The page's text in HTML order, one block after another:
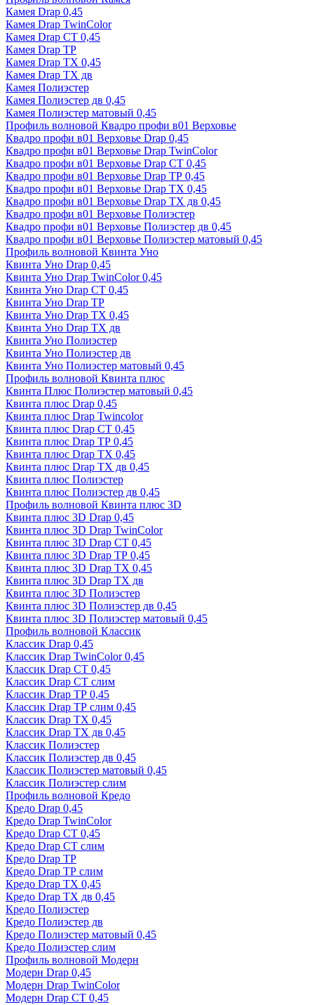
Камея Drap 0,45
Камея Drap TwinColor
Камея Drap СТ 0,45
Камея Drap ТР
Камея Drap ТХ 0,45
Камея Drap ТХ дв
Камея Полиэстер
Камея Полиэстер дв 0,45
Камея Полиэстер матовый 0,45
Профиль волновой Квадро профи в01 Верховье
Квадро профи в01 Верховье Drap 0,45
Квадро профи в01 Верховье Drap TwinColor
Квадро профи в01 Верховье Drap СТ 0,45
Квадро профи в01 Верховье Drap ТР 0,45
Квадро профи в01 Верховье Drap ТХ 0,45
Квадро профи в01 Верховье Drap ТХ дв 0,45
Квадро профи в01 Верховье Полиэстер
Квадро профи в01 Верховье Полиэстер дв 0,45
Квадро профи в01 Верховье Полиэстер матовый 0,45
Профиль волновой Квинта Уно
Квинта Уно Drap 0,45
Квинта Уно Drap TwinColor 0,45
Квинта Уно Drap СТ 0,45
Квинта Уно Drap ТР
Квинта Уно Drap ТХ 0,45
Квинта Уно Drap ТХ дв
Квинта Уно Полиэстер
Квинта Уно Полиэстер дв
Квинта Уно Полиэстер матовый 0,45
Профиль волновой Квинта плюс
Квинта Плюс Полиэстер матовый 0,45
Квинта плюс Drap 0,45
Квинта плюс Drap Twincolor
Квинта плюс Drap СТ 0,45
Квинта плюс Drap ТР 0,45
Квинта плюс Drap ТХ 0,45
Квинта плюс Drap ТХ дв 0,45
Квинта плюс Полиэстер
Квинта плюс Полиэстер дв 0,45
Профиль волновой Квинта плюс 3D
Квинта плюс 3D Drap 0,45
Квинта плюс 3D Drap TwinColor
Квинта плюс 3D Drap СТ 0,45
Квинта плюс 3D Drap ТР 0,45
Квинта плюс 3D Drap ТХ 0,45
Квинта плюс 3D Drap ТХ дв
Квинта плюс 3D Полиэстер
Квинта плюс 3D Полиэстер дв 0,45
Квинта плюс 3D Полиэстер матовый 0,45
Профиль волновой Классик
Классик Drap 0,45
Классик Drap TwinColor 0,45
Классик Drap СТ 0,45
Классик Drap СТ слим
Классик Drap ТР 0,45
Классик Drap ТР слим 0,45
Классик Drap ТХ 0,45
Классик Drap ТХ дв 0,45
Классик Полиэстер
Классик Полиэстер дв 0,45
Классик Полиэстер матовый 0,45
Классик Полиэстер слим
Профиль волновой Кредо
Кредо Drap 0,45
Кредо Drap TwinColor
Кредо Drap СТ 0,45
Кредо Drap СТ слим
Кредо Drap ТР
Кредо Drap ТР слим
Кредо Drap ТХ 0,45
Кредо Drap ТХ дв 0,45
Кредо Полиэстер
Кредо Полиэстер дв
Кредо Полиэстер матовый 0,45
Кредо Полиэстер слим
Профиль волновой Модерн
Модерн Drap 0,45
Модерн Drap TwinColor
Модерн Drap СТ 0,45